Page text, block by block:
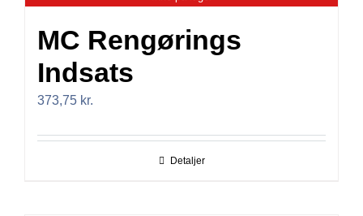
MC Rengørings
Indsats
373,75 kr.
Detaljer